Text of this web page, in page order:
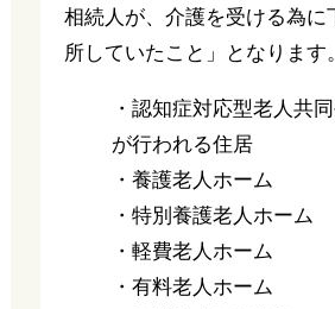
相続人が、介護を受ける為に
所していたこと」となります。
・認知症対応型老人共
が行われる住居
・養護老人ホーム
・特別養護老人ホーム
・軽費老人ホーム
・有料老人ホーム